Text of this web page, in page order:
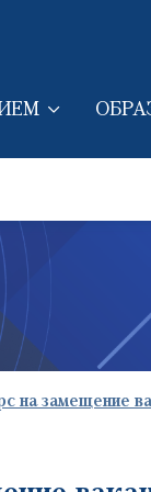
на замещение